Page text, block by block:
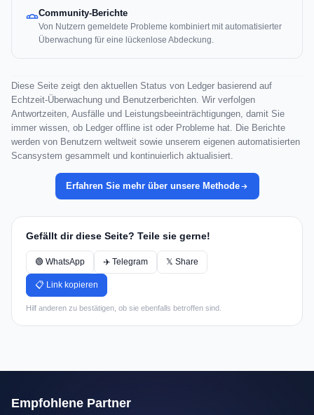
Community-Berichte
Von Nutzern gemeldete Probleme kombiniert mit automatisierter
Überwachung für eine lückenlose Abdeckung.
Diese Seite zeigt den aktuellen Status von Ledger basierend auf
Echtzeit-Überwachung und Benutzerberichten. Wir verfolgen
Antwortzeiten, Ausfälle und Leistungsbeeinträchtigungen, damit Sie
immer wissen, ob Ledger offline ist oder Probleme hat. Die Berichte
werden von Benutzern weltweit sowie unserem eigenen automatisierten
Scansystem gesammelt und kontinuierlich aktualisiert.
Erfahren Sie mehr über unsere Methode
Gefällt dir diese Seite? Teile sie gerne!
🟢 WhatsApp ✈️ Telegram 𝕏 Share
📋 Link kopieren
Hilf anderen zu bestätigen, ob sie ebenfalls betroffen sind.
Empfohlene Partner